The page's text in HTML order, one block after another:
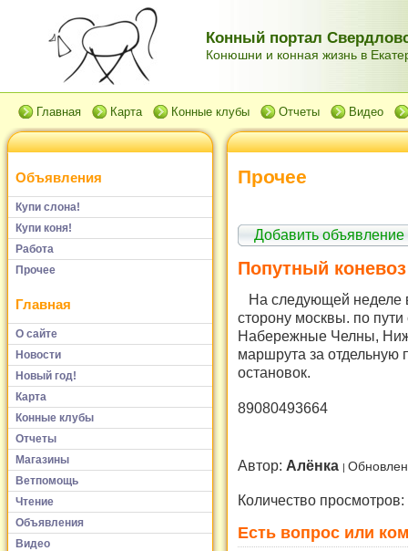
Конный портал
Конюшни и конная жизнь в
Главная Карта Конные клубы Отчеты Видео
Объявления
Купи слона!
Купи коня!
Работа
Прочее
Главная
О сайте
Новости
Новый год!
Карта
Конные клубы
Отчеты
Магазины
Ветпомощь
Чтение
Объявления
Видео
Прочее
Добавить объявление
Попутный
На следующей неделе
сторону москвы. по
Набережные Челны,
маршрута за отдельную
остановок.
89080493664
Автор: Алёнка
Количество просмотров:
Есть вопрос или